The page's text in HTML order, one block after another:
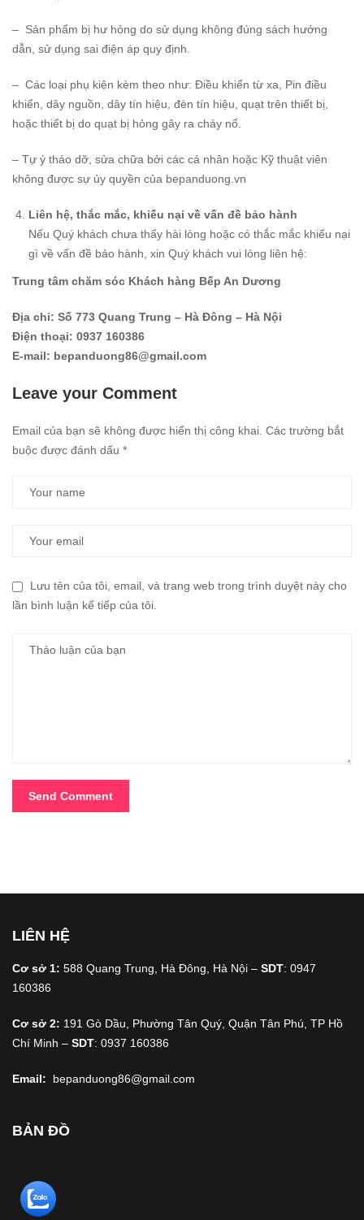
– Sản phẩm bị hư hỏng do sử dụng không đúng sách hướng
dẫn, sử dụng sai điện áp quy định.
– Các loại phụ kiện kèm theo như: Điều khiển từ xa, Pin điều
khiển, dây nguồn, dây tín hiệu, đèn tín hiệu, quạt trên thiết bị,
hoặc thiết bị do quạt bị hỏng gây ra cháy nổ.
– Tự ý tháo dỡ, sửa chữa bởi các cá nhân hoặc Kỹ thuật viên
không được sự ủy quyền của bepanduong.vn
Liên hệ, thắc mắc, khiếu nại về vấn đề bảo hành
Nếu Quý khách chưa thấy hài lòng hoặc có thắc mắc khiếu nại
gì về vấn đề bảo hành, xin Quý khách vui lòng liên hệ:
Trung tâm chăm sóc Khách hàng Bếp An Dương
Địa chỉ: Số 773 Quang Trung – Hà Đông – Hà Nội
Điện thoại: 0937 160386
E-mail: bepanduong86@gmail.com
Leave your Comment
Email của bạn sẽ không được hiển thị công khai. Các trường bắt
buộc được đánh dấu *
Lưu tên của tôi, email, và trang web trong trình duyệt này cho
lần bình luận kế tiếp của tôi.
LIÊN HỆ
Cơ sở 1: 588 Quang Trung, Hà Đông, Hà Nội – SDT: 0947
160386
Cơ sở 2: 191 Gò Dầu, Phường Tân Quý, Quận Tân Phú, TP Hồ
Chí Minh – SDT: 0937 160386
Email: bepanduong86@gmail.com
BẢN ĐỒ